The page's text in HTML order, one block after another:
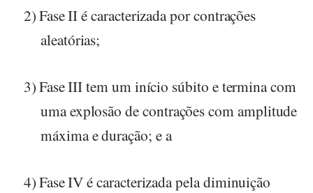
2)Fase II é caracterizada por contrações
aleatórias;
3)Fase III tem um início súbito e termina com
uma explosão de contrações com amplitude
máxima e duração; e a
4)Fase IV é caracterizada pela diminuição